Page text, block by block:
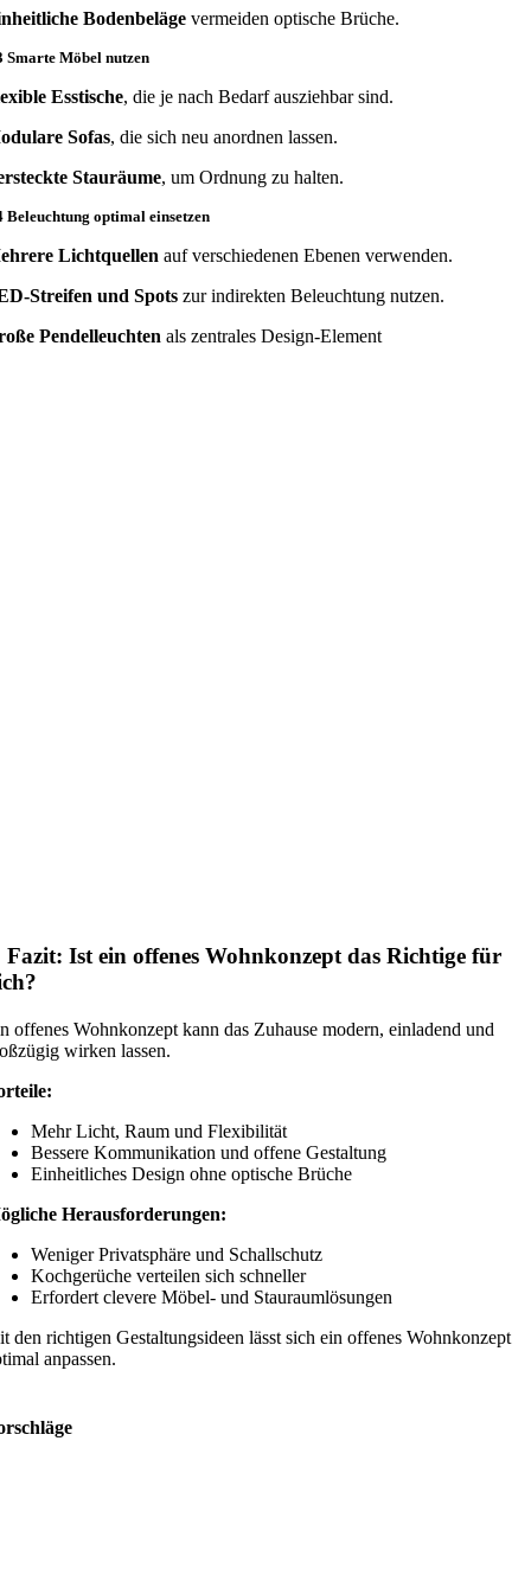
Bodenbelägevermeiden optische Brüche.
Smarte Möbel nutzen
Esstische, die je nach Bedarf ausziehbar sind.
Sofas, die sich neu anordnen lassen.
Stauräume, um Ordnung zu halten.
Beleuchtung optimal einsetzen
Lichtquellen auf verschiedenen Ebenen verwenden.
Streifen und Spotszur indirekten Beleuchtung nutzen.
Pendelleuchten als zentrales Design-Element
Fazit: Ist ein offenes Wohnkonzept das Richtige für
offenes Wohnkonzept kann das Zuhause modern, einladend und
wirken lassen.
Mehr Licht, Raum und Flexibilität
Bessere Kommunikation und offene Gestaltung
Einheitliches Design ohne optische Brüche
Herausforderungen:
Weniger Privatsphäre und Schallschutz
Kochgerüche verteilen sich schneller
Erfordert clevere Möbel- und Stauraumlösungen
den richtigen Gestaltungsideen lässt sich ein offenes Wohnkonzept
anpassen.